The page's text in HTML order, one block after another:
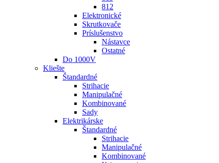
812
Elektronické
Skrutkovače
Príslušenstvo
Nástavce
Ostatné
Do 1000V
Kliešte
Štandardné
Strihacie
Manipulačné
Kombinované
Sady
Elektrikárske
Štandardné
Strihacie
Manipulačné
Kombinované